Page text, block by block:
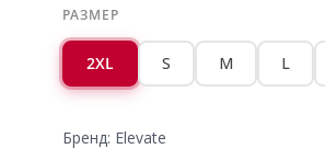
РАЗМЕР
2XL S M L
Бренд: Elevate